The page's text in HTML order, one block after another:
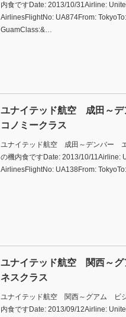
内食ですDate: 2013/10/31Airline:
AirlinesFlightNo: UA874From: TokyoTo:
GuamClass:&…
ユナイテッド航空 成田～
コノミークラス
ユナイテッド航空 成田～デンバー
の機内食ですDate: 2013/10/11Airline:
AirlinesFlightNo: UA138From:
ユナイテッド航空 関西～
ネスクラス
ユナイテッド航空 関西～グアム ビ
内食ですDate: 2013/09/12Airline: